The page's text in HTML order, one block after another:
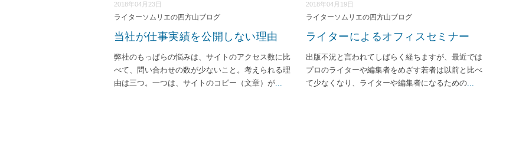
2018年04月23日
ライターソムリエの四方山ブログ
当社が仕事実績を公開しない理由
弊社のもっぱらの悩みは、サイトのアクセス数に比
べて、問い合わせの数が少ないこと。考えられる理
由は三つ。一つは、サイトのコピー（文章）が...
2018年04月19日
ライターソムリエの四方山ブログ
ライターによるオフィスセミナー
出版不況と言われてしばらく経ちますが、最近では
プロのライターや編集者をめざす若者は以前と比べ
て少なくなり、ライターや編集者になるための...